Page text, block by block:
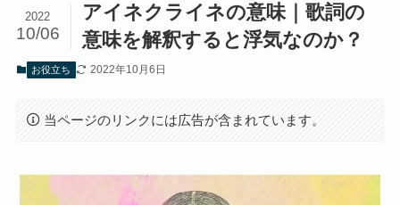
アイネクライネの意味｜歌詞の
意味を解釈すると浮気なのか？
2022
10/06
お役立ち 2022年10月6日
当ページのリンクには広告が含まれています。